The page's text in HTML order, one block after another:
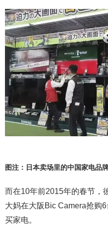
图注：日本卖场里的中国家电品
而在10年前2015年的春节，
大妈在大阪Bic Camera抢购
买家电。